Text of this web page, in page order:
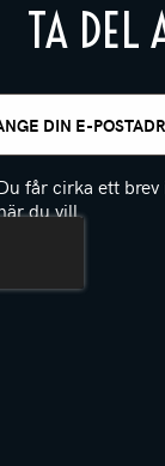
TA DEL
får cirka ett
du vill.